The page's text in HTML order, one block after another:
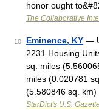
honor ought
The Collaborative
10 Eminence, KY —
2231 Housing
sq. miles
miles (0.020781
(5.580846 sq. km)
StarDict's U.S.